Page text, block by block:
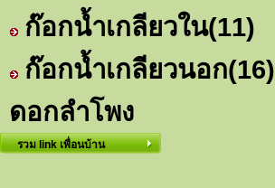
ก๊อกน้ำเกลียวใน(11)
ก๊อกน้ำเกลียวนอก(16)
ดอกลำโพง
รวม link เพื่อนบ้าน